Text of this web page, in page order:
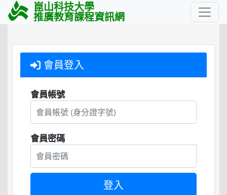
崑山科技大學
推廣教育課程資訊網
會員登入
會員帳號
會員密碼